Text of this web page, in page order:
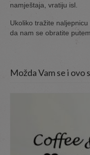
namještaja, vratiju isl.
Ukoliko tražite
da nam se obratite putem
Možda Vam se i ovo